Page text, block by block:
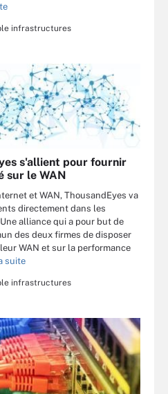
infrastructures
s'allient pour fournir
sur le WAN
et WAN, ThousandEyes va
directement dans les
alliance qui a pour but de
des deux firmes de disposer
WAN et sur la performance
suite
infrastructures